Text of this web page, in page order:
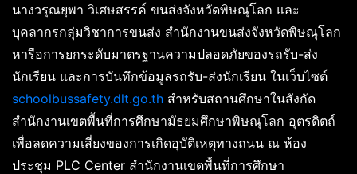
นางวรุณยุพา วิเศษสรรค์ ขนส่งจังหวัดพิษณุโลก และ
บุคลากรกลุ่มวิชาการขนส่ง สำนักงานขนส่งจังหวัดพิษณุโลก
หารือการยกระดับมาตรฐานความปลอดภัยของรถรับ-ส่ง
นักเรียน และการบันทึกข้อมูลรถรับ-ส่งนักเรียน ในเว็บไซต์
schoolbussafety.dlt.go.th สำหรับสถานศึกษาในสังกัด
สำนักงานเขตพื้นที่การศึกษามัธยมศึกษาพิษณุโลก อุตรดิตถ์
เพื่อลดความเสี่ยงของการเกิดอุบัติเหตุทางถนน ณ ห้อง
ประชุม PLC Center สำนักงานเขตพื้นที่การศึกษา